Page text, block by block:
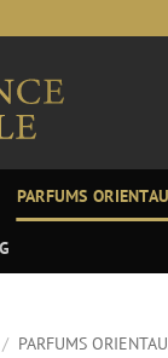
PARFUMS
/ PARFUMS